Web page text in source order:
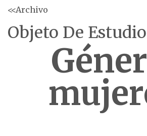
<<Archivo
Objeto De Estudio